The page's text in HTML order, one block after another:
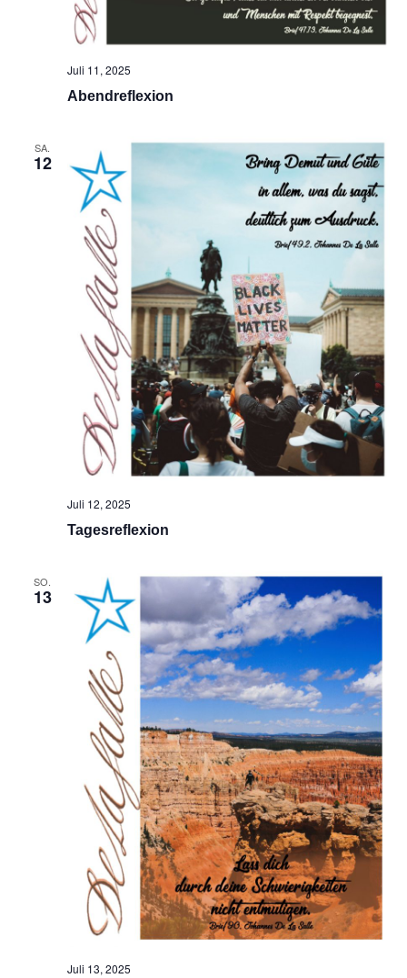
Abendreflexion
Juli 11, 2025
SA.
12
Tagesreflexion
Juli 12, 2025
SO.
13
Juli 13, 2025